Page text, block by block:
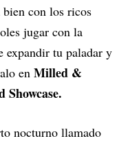
con los ricos
jugar con la
expandir tu paladar y
en Milled &
Showcase.
nocturno llamado